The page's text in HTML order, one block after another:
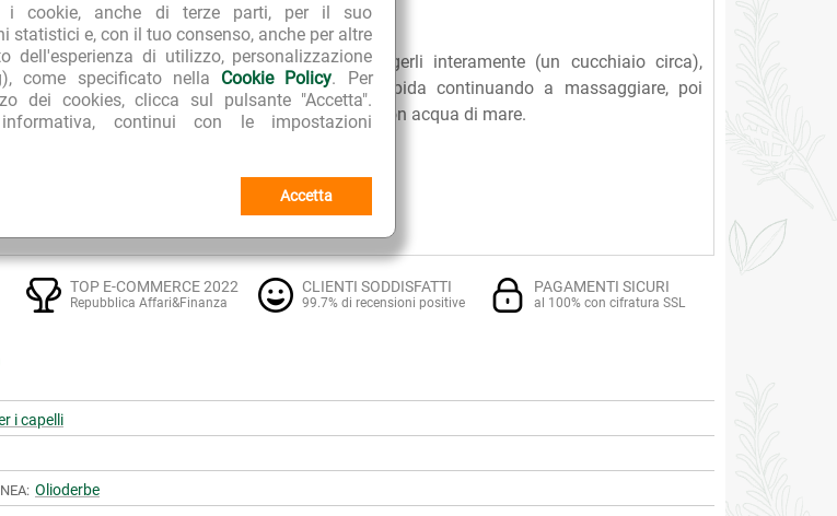
i cookie, anche di terze parti, per il suo
statistici e, con il tuo consenso, anche per altre
dell'esperienza di utilizzo, personalizzazione
come specificato nella Cookie Policy. Per
dei cookies, clicca sul pulsante "Accetta".
continui con le impostazioni
Accetta
asciutti una quantità sufficiente per ungerli interamente (un cucchiaio circa),
Cospargere la testa con un po' d'acqua tiepida continuando a massaggiare, poi
senza ulteriore lavaggio. Utilizzabile anche con acqua di mare.
lo smalto per le unghie.
TOP E-COMMERCE 2022
Repubblica Affari&Finanza
CLIENTI SODDISFATTI
99.7% di recensioni positive
PAGAMENTI SICURI
al 100% con cifratura SSL
i capelli
Olioderbe